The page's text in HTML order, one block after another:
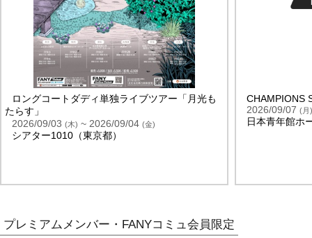
ロングコートダディ単独ライブツアー「月光も
たらす」
2026/09/03 (木) ~ 2026/09/04 (金)
シアター1010（東京都）
CHAMPIONS
2026/09/07 (月)
日本青年館ホ
プレミアムメンバー・FANYコミュ会員限定